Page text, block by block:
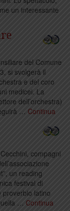
di
un interessante
del Comune
si svolgerà il
e del coro
medicei. La
dell’orchestra)
… Continua
compagni
un reading
festival di
proverbio latino
… Continua